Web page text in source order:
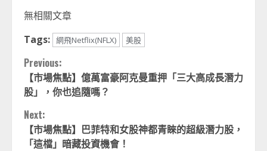
無相關文章
Tags: 網飛Netflix(NFLX) 美股
Continue
Reading
Previous:
【市場焦點】億萬富豪阿克曼重押「三大高成長潛力
股」，你也追隨嗎？
Next:
【市場焦點】巴菲特和女股神都青睞的超級潛力股，
「這檔」暗藏投資機會！